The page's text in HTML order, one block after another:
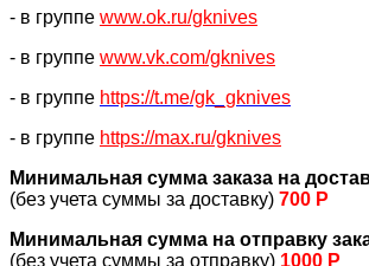
- в группе www.ok.ru/gknives
- в группе www.vk.com/gknives
- в группе https://t.me/gk_gknives
- в группе https://max.ru/gknives
Минимальная сумма заказа на
(без учета суммы за доставку) 700 Р
Минимальная сумма на отправку
(без учета суммы за отправку) 1000 Р